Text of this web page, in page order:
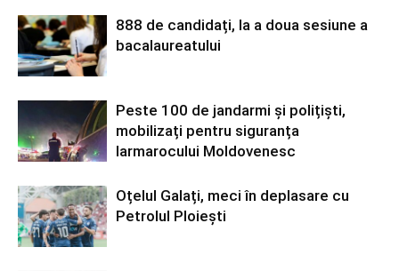
888 de candidați, la a doua sesiune a
bacalaureatului
Peste 100 de jandarmi și polițiști,
mobilizați pentru siguranța
Iarmarocului Moldovenesc
Oțelul Galați, meci în deplasare cu
Petrolul Ploiești